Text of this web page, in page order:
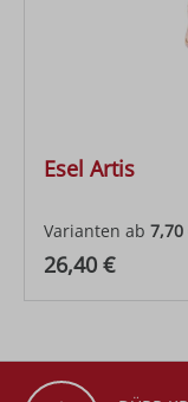
Esel Artis
Varianten ab 7,70
Regulärer Preis:
26,40 €